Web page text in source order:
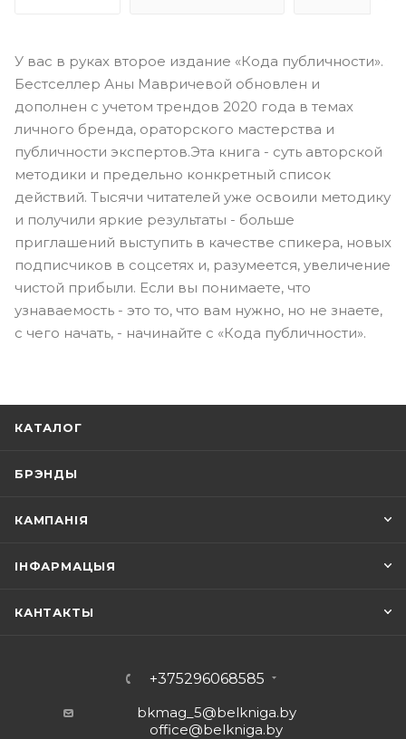
У вас в руках второе издание «Кода публичности».
Бестселлер Аны Мавричевой обновлен и
дополнен с учетом трендов 2020 года в темах
личного бренда, ораторского мастерства и
публичности экспертов.Эта книга - суть авторской
методики и предельно конкретный список
действий. Тысячи читателей уже освоили методику
и получили яркие результаты - больше
приглашений выступить в качестве спикера, новых
подписчиков в соцсетях и, разумеется, увеличение
чистой прибыли. Если вы понимаете, что
узнаваемость - это то, что вам нужно, но не знаете,
с чего начать, - начинайте с «Кода публичности».
КАТАЛОГ
БРЭНДЫ
КАМПАНІЯ
ІНФАРМАЦЫЯ
КАНТАКТЫ
+375296068585
bkmag_5@belkniga.by
office@belkniga.by